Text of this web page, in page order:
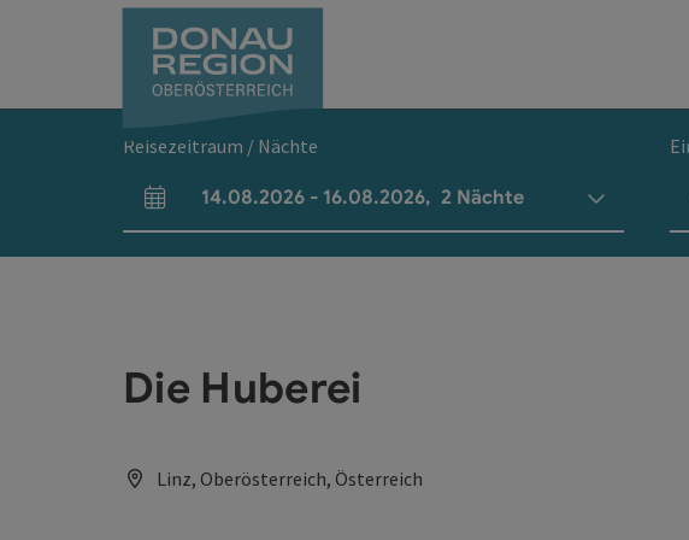
Reisezeitraum / Nächte
An- und Abreisefelder
14.08.2026 - 16.08.2026, 2 Nächte
Die Huberei
Linz, Oberösterreich, Österreich